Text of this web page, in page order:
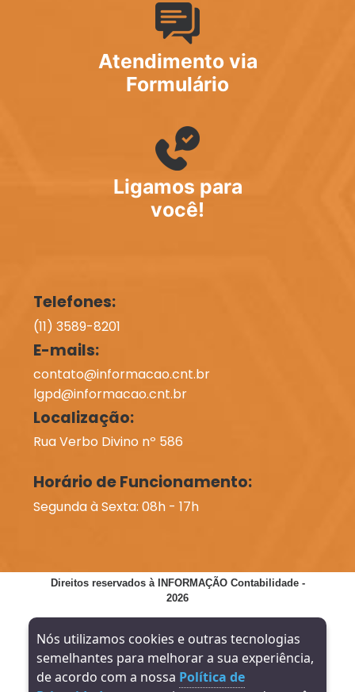
Atendimento via
Formulário
Ligamos para
você!
Telefones:
(11) 3589-8201
E-mails:
contato@informacao.cnt.br
lgpd@informacao.cnt.br
Localização:
Rua Verbo Divino nº 586
Horário de Funcionamento:
Segunda à Sexta: 08h - 17h
Direitos reservados à INFORMAÇÃO Contabilidade -
2026
Nós utilizamos cookies e outras tecnologias
semelhantes para melhorar a sua experiência,
de acordo com a nossa Política de